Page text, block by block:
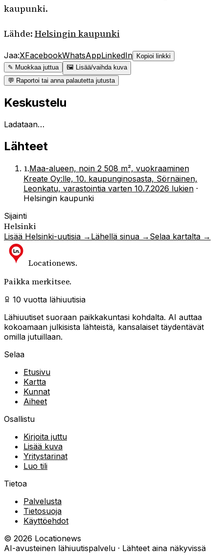
kaupunki.
Lähde: Helsingin kaupunki
Jaa:XFacebookWhatsAppLinkedIn
Kopioi linkki
✎ Muokkaa juttua
🖼 Lisää/vaihda kuva
💬 Raportoi tai anna palautetta jutusta
Keskustelu
Ladataan…
Lähteet
1.Maa-alueen, noin 2 508 m², vuokraaminen
Kreate Oy:lle, 10. kaupunginosasta, Sörnäinen,
Leonkatu, varastointia varten 10.7.2026 lukien ·
Helsingin kaupunki
Sijainti
Helsinki
Lisää Helsinki-uutisia → Lähellä sinua → Selaa kartalta →
Locationews.
Paikka merkitsee.
10 vuotta lähiuutisia
Lähiuutiset suoraan paikkakuntasi kohdalta. AI auttaa
kokoamaan julkisista lähteistä, kansalaiset täydentävät
omilla jutuillaan.
Selaa
Etusivu
Kartta
Kunnat
Aiheet
Osallistu
Kirjoita juttu
Lisää kuva
Yritystarinat
Luo tili
Tietoa
Palvelusta
Tietosuoja
Käyttöehdot
© 2026 Locationews
AI-avusteinen lähiuutispalvelu · Lähteet aina näkyvissä